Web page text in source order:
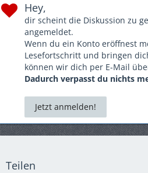
Hey,
dir scheint die Diskussion zu
angemeldet.
Wenn du ein Konto eröffnest
Lesefortschritt und bringen
können wir dich per E-Mail
Dadurch verpasst du nichts
Jetzt anmelden!
Teilen